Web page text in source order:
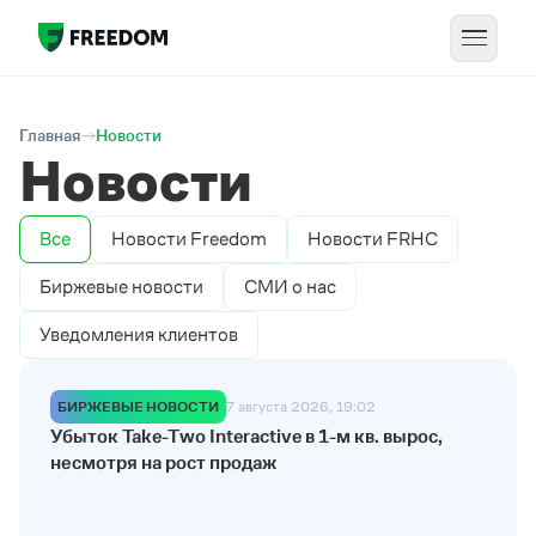
Главная Новости
Новости
Все Новости Freedom Новости FRHC
Биржевые новости СМИ о нас
Уведомления клиентов
БИРЖЕВЫЕ НОВОСТИ 7 августа 2026, 19:02
Убыток Take-Two Interactive в 1-м кв. вырос,
несмотря на рост продаж